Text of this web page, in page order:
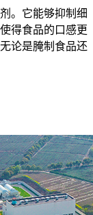
。它能够抑制细
得食品的口感更
论是腌制食品还